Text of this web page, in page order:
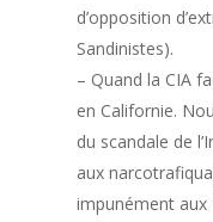
d’opposition
Sandinistes).
– Quand la CIA
en Californie.
du scandale de
aux
impunément aux